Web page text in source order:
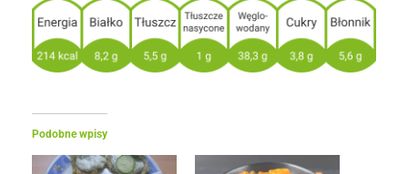
Podobne wpisy